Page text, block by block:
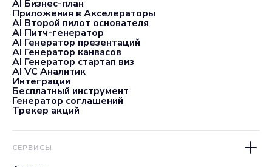
AI Бизнес-план
Приложения в Акселераторы
AI Второй пилот основателя
AI Питч-генератор
AI Генератор презентаций
AI Генератор канвасов
AI Генератор стартап виз
AI VC Аналитик
Интеграции
Бесплатный инструмент
Генератор соглашений
Трекер акций
СЕРВИСЫ